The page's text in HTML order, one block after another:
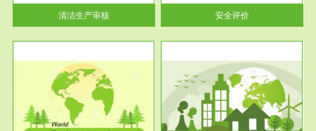
清洁生产审核
营活...
安全评价
服务范围
VOCs在线监测